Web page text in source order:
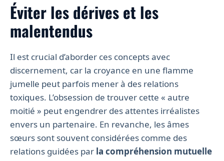
Éviter les dérives et les
malentendus
Il est crucial d’aborder ces concepts avec
discernement, car la croyance en une flamme
jumelle peut parfois mener à des relations
toxiques. L’obsession de trouver cette « autre
moitié » peut engendrer des attentes irréalistes
envers un partenaire. En revanche, les âmes
sœurs sont souvent considérées comme des
relations guidées par la compréhension mutuelle